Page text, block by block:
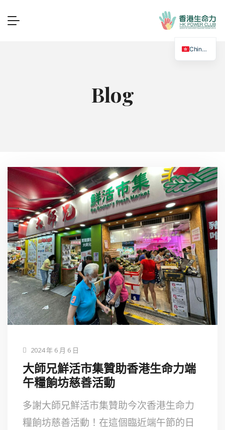
Blog
2024 年 6 月 6 日
大師兄鮮活市集贊助香港生命力端
午糧餉坊慈善活動
多謝大師兄鮮活市集贊助今次香港生命力
糧餉坊慈善活動！在這個臨近端午節的日
Chinese